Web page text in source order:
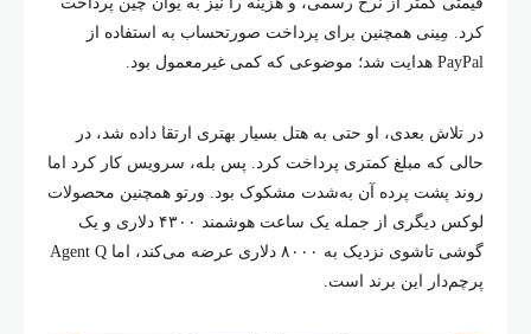
کرد. مِینی همچنین برای پرداخت صورتحساب به استفاده از
PayPal هدایت شد؛ موضوعی که کمی غیرمعمول بود.
در تلاش بعدی، او حتی به هتل بسیار بهتری ارتقا داده شد، در
حالی که مبلغ کمتری پرداخت کرد. پس بله، سرویس کار کرد اما
روند پشت پرده آن به‌شدت مشکوک بود. ورتو همچنین محصولات
لوکس دیگری از جمله یک ساعت هوشمند ۴۳۰۰ دلاری و یک
گوشی تاشوی نزدیک به ۸۰۰۰ دلاری عرضه می‌کند، اما Agent Q
پرچم‌دار این برند است.